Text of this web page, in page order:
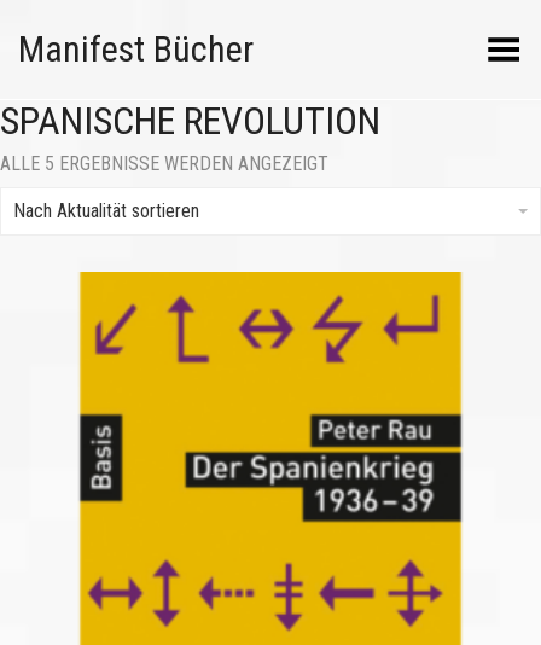
Manifest Bücher Menü umschalten
SPANISCHE REVOLUTION
ALLE 5 ERGEBNISSE WERDEN ANGEZEIGT
Nach Aktualität sortieren